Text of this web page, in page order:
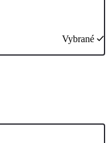
Vybrané